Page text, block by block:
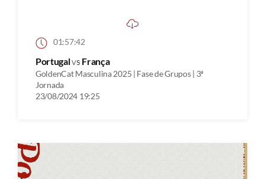
01:57:42
Portugalvs França
GoldenCat Masculina 2025 | Fase de Grupos | 3ª
Jornada
23/08/2024 19:25